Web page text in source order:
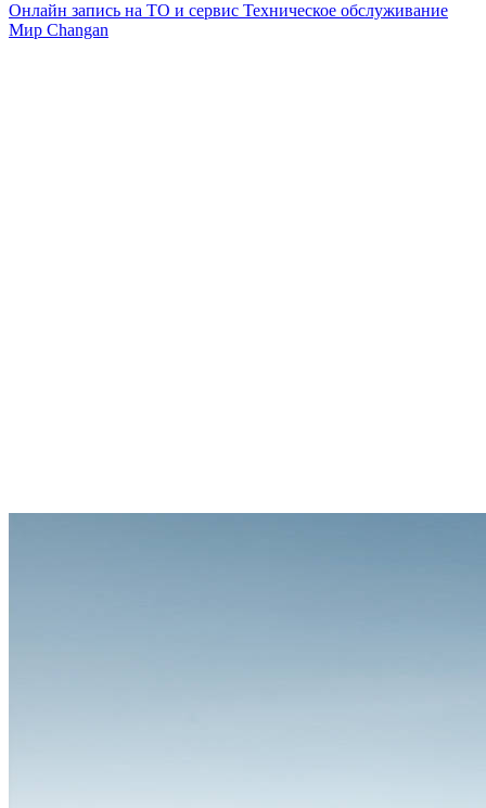
Онлайн запись на ТО и сервис Техническое обслуживание
Мир Changan